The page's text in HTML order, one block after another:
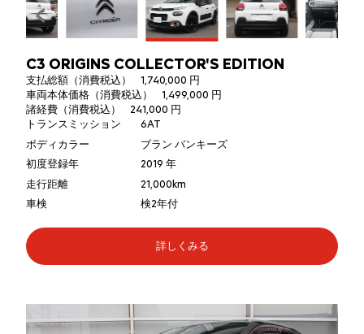
C3 ORIGINS COLLECTOR'S EDITION
支払総額（消費税込）
1,740,000 円
車両本体価格（消費税込）
1,499,000 円
諸経費（消費税込）
241,000 円
トランスミッション
6AT
ボディカラー
ブラン バンキーズ
初度登録年
2019 年
走行距離
21,000km
車検
検2年付
詳しくみる